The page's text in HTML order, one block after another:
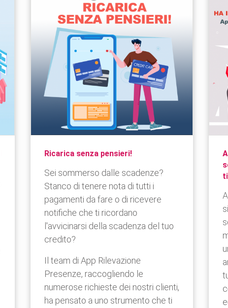
Ricarica senza pensieri!
Sei sommerso dalle scadenze?
Stanco di tenere nota di tutti i
pagamenti da fare o di ricevere
notifiche che ti ricordano
l'avvicinarsi della scadenza del tuo
credito?
Il team di App Rilevazione
Presenze, raccogliendo le
numerose richieste dei nostri clienti,
ha pensato a uno strumento che ti